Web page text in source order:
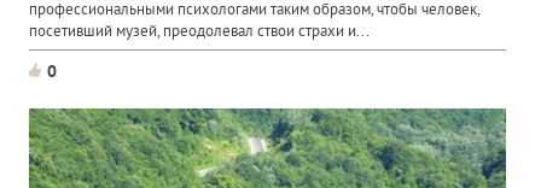
профессиональными психологами таким образом, чтобы человек,
посетивший музей, преодолевал ствои страхи и...
0